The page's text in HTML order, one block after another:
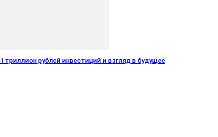
1 триллион рублей инвестиций и взгляд в будущее